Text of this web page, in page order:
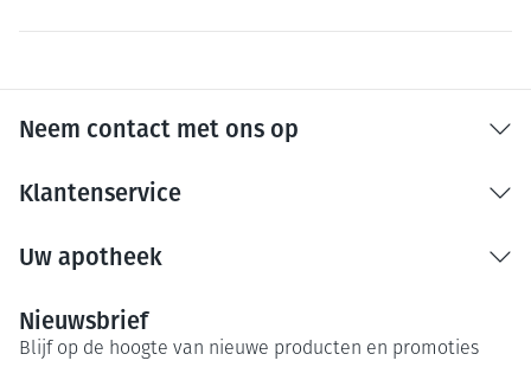
Neem contact met ons op
Klantenservice
Uw apotheek
Nieuwsbrief
Blijf op de hoogte van nieuwe producten en promoties